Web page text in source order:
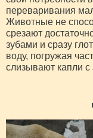
переваривания
Животные не
срезают
зубами и сразу
воду, погружая
слизывают капли с